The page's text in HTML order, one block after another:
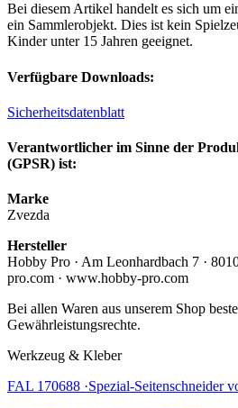
Bei diesem Artikel handelt es sich um
ein Sammlerobjekt. Dies ist kein
Kinder unter 15 Jahren geeignet.
Verfügbare Downloads:
Sicherheitsdatenblatt
Verantwortlicher im Sinne der
(GPSR) ist:
Marke
Zvezda
Hersteller
Hobby Pro · Am Leonhardbach 7 ·
pro.com · www.hobby-pro.com
Bei allen Waren aus unserem Shop
Gewährleistungsrechte.
Werkzeug & Kleber
FAL 170688 ·Spezial-Seitenschneider